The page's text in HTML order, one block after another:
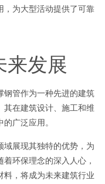
，为大型活动提供了可靠
来发展
钢管作为一种先进的建筑
其在建筑设计、施工和维
广泛应用。
域展现其独特的优势，为
环保理念的深入人心，
料，将成为未来建筑行业